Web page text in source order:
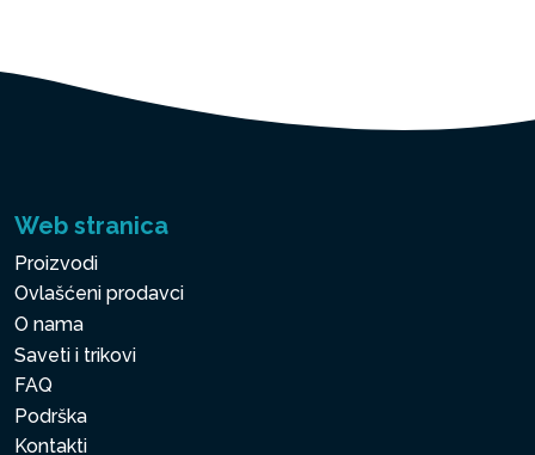
Web stranica
Proizvodi
Ovlašćeni prodavci
O nama
Saveti i trikovi
FAQ
Podrška
Kontakti